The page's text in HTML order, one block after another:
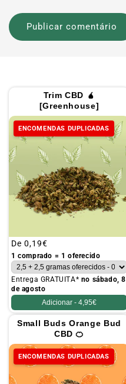
Trim CBD 🧉
[Greenhouse]
ENCOMENDAS DUPLICADAS
Preço
habitual
De 0,19€
1 comprado = 1 oferecido
Entrega GRATUITA* no sábado, 8
de agosto
Adicionar - 4,95€
Small Buds Orange Bud
CBD 🍊
ENCOMENDAS DUPLICADAS